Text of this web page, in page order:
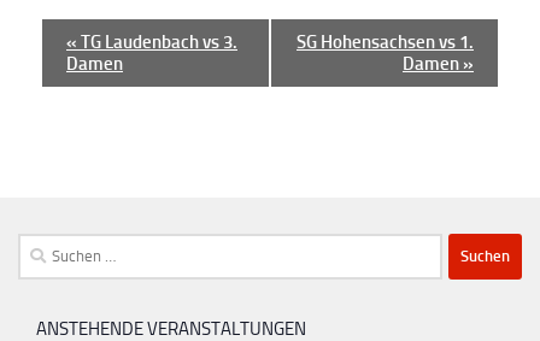
t
a
l
« TG Laudenbach vs 3.
Damen
SG Hohensachsen vs 1.
Damen »
Suchen
nach:
ANSTEHENDE VERANSTALTUNGEN